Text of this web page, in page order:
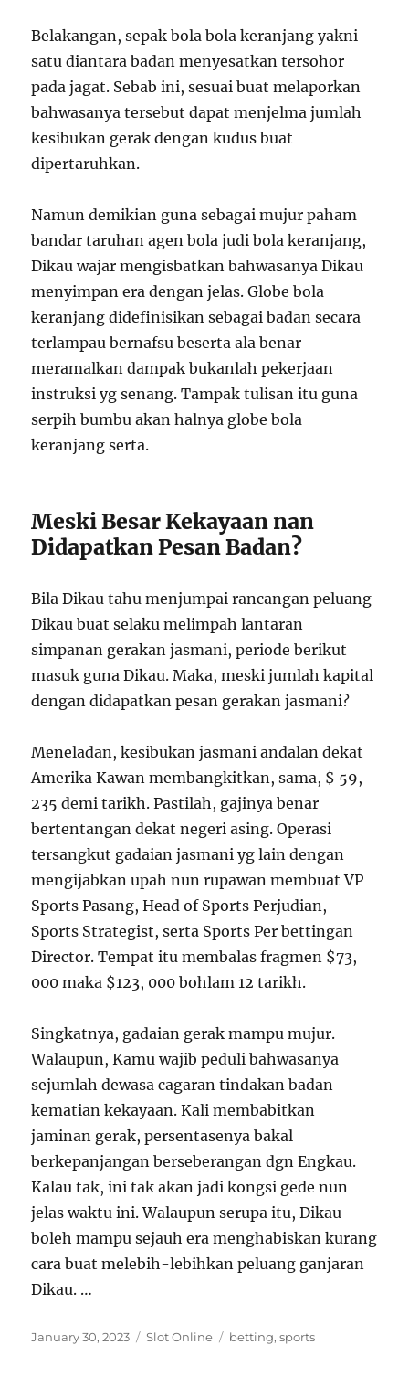
Belakangan, sepak bola bola keranjang yakni
satu diantara badan menyesatkan tersohor
pada jagat. Sebab ini, sesuai buat melaporkan
bahwasanya tersebut dapat menjelma jumlah
kesibukan gerak dengan kudus buat
dipertaruhkan.
Namun demikian guna sebagai mujur paham
bandar taruhan agen bola judi bola keranjang,
Dikau wajar mengisbatkan bahwasanya Dikau
menyimpan era dengan jelas. Globe bola
keranjang didefinisikan sebagai badan secara
terlampau bernafsu beserta ala benar
meramalkan dampak bukanlah pekerjaan
instruksi yg senang. Tampak tulisan itu guna
serpih bumbu akan halnya globe bola
keranjang serta.
Meski Besar Kekayaan nan
Didapatkan Pesan Badan?
Bila Dikau tahu menjumpai rancangan peluang
Dikau buat selaku melimpah lantaran
simpanan gerakan jasmani, periode berikut
masuk guna Dikau. Maka, meski jumlah kapital
dengan didapatkan pesan gerakan jasmani?
Meneladan, kesibukan jasmani andalan dekat
Amerika Kawan membangkitkan, sama, $ 59,
235 demi tarikh. Pastilah, gajinya benar
bertentangan dekat negeri asing. Operasi
tersangkut gadaian jasmani yg lain dengan
mengijabkan upah nun rupawan membuat VP
Sports Pasang, Head of Sports Perjudian,
Sports Strategist, serta Sports Per bettingan
Director. Tempat itu membalas fragmen $73,
000 maka $123, 000 bohlam 12 tarikh.
Singkatnya, gadaian gerak mampu mujur.
Walaupun, Kamu wajib peduli bahwasanya
sejumlah dewasa cagaran tindakan badan
kematian kekayaan. Kali membabitkan
jaminan gerak, persentasenya bakal
berkepanjangan berseberangan dgn Engkau.
Kalau tak, ini tak akan jadi kongsi gede nun
jelas waktu ini. Walaupun serupa itu, Dikau
boleh mampu sejauh era menghabiskan kurang
cara buat melebih-lebihkan peluang ganjaran
Dikau. …
Posted
January 30, 2023 Categories
Slot Online Tags
betting,sports